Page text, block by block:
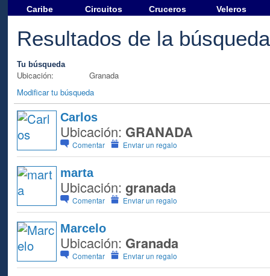
Caribe Circuitos Cruceros Veleros
Resultados de la
Tu búsqueda
Ubicación:
Granada
Modificar tu búsqueda
Carlos
Ubicación: GRANADA
Comentar Enviar un regalo
marta
Ubicación: granada
Comentar Enviar un regalo
Marcelo
Ubicación: Granada
Comentar Enviar un regalo